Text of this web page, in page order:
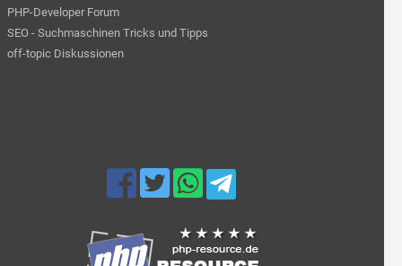
PHP-Developer Forum
SEO - Suchmaschinen Tricks und Tipps
off-topic Diskussionen